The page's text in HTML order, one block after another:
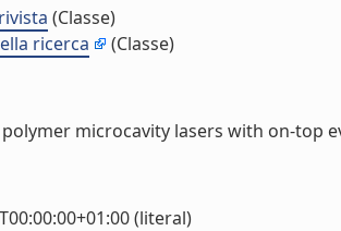
(Classe)
ricerca
(Classe)
microcavity lasers with on-top
(literal)